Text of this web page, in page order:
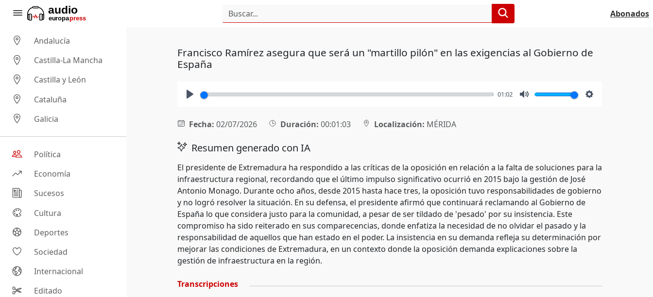
Abonados
Andalucía
Castilla-La Mancha
Castilla y León
Cataluña
Galicia
Política
Economía
Sucesos
Cultura
Deportes
Sociedad
Internacional
Editado
Francisco Ramírez asegura que será un "martillo pilón" en las exigencias al Gobierno de
España
01:02
Fecha: 02/07/2026 Duración: 00:01:03 Localización: MÉRIDA
Resumen generado con IA
El presidente de Extremadura ha respondido a las críticas de la oposición en relación a la falta de soluciones para la
infraestructura regional, recordando que el último impulso significativo ocurrió en 2015 bajo la gestión de José
Antonio Monago. Durante ocho años, desde 2015 hasta hace tres, la oposición tuvo responsabilidades de gobierno
y no logró resolver la situación. En su defensa, el presidente afirmó que continuará reclamando al Gobierno de
España lo que considera justo para la comunidad, a pesar de ser tildado de 'pesado' por su insistencia. Este
compromiso ha sido reiterado en sus comparecencias, donde enfatiza la necesidad de no olvidar el pasado y la
responsabilidad de aquellos que han estado en el poder. La insistencia en su demanda refleja su determinación por
mejorar las condiciones de Extremadura, en un contexto donde la oposición demanda explicaciones sobre la
gestión de infraestructura en la región.
Transcripciones